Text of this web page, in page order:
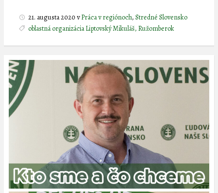
21. augusta 2020 vPráca v regiónoch, Stredné Slovensko
oblastná organizácia Liptovský Mikuláš, Ružomberok